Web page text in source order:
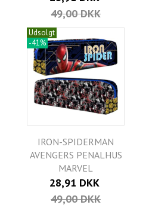
49,00 DKK
Udsolgt
-41%
IRON-SPIDERMAN
AVENGERS PENALHUS
MARVEL
28,91 DKK
49,00 DKK